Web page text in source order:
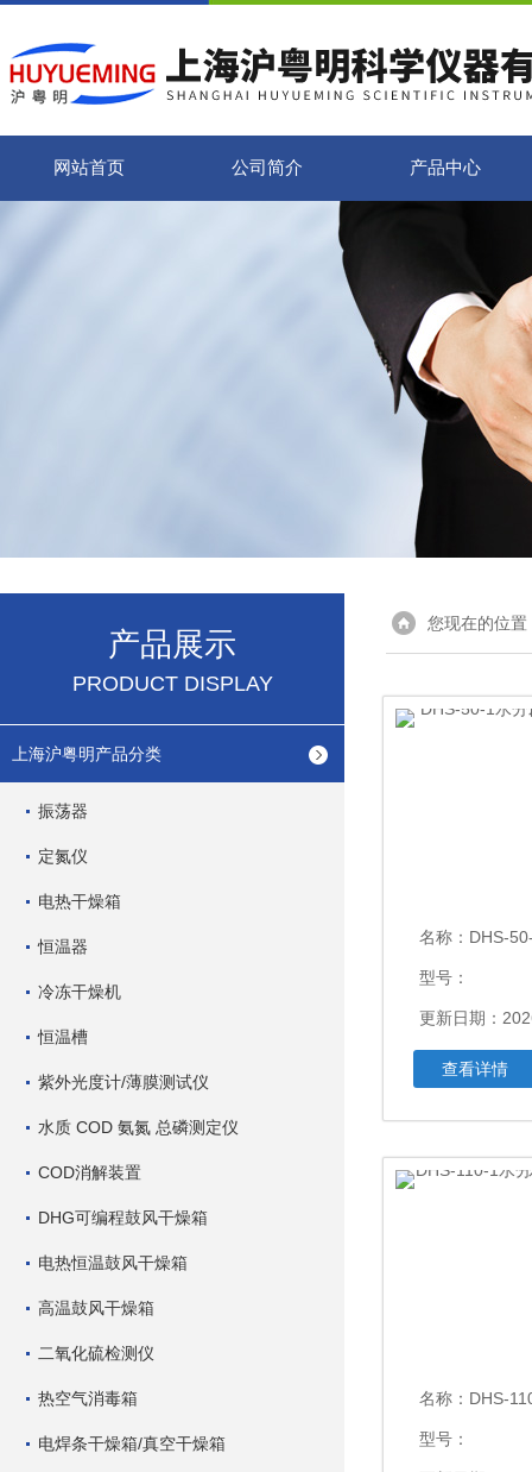
网站首页 公司简介 产品中心
产品展示
PRODUCT DISPLAY
上海沪粤明产品分类
振荡器
定氮仪
电热干燥箱
恒温器
冷冻干燥机
恒温槽
紫外光度计/薄膜测试仪
水质 COD 氨氮 总磷测定仪
COD消解装置
DHG可编程鼓风干燥箱
电热恒温鼓风干燥箱
高温鼓风干燥箱
二氧化硫检测仪
热空气消毒箱
电焊条干燥箱/真空干燥箱
您现在的位置
名称： DHS-50-1水
型号：
更新日期：
查看详情
名称： DHS-110-1水
型号：